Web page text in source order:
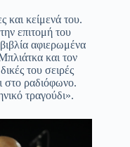
και κείμενά του.
επιτομή του
αφιερωμένα
και τον
του σειρές
στο ραδιόφωνο.
τραγούδι».